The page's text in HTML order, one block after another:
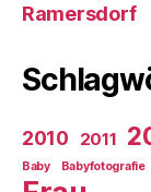
Ramersdorf
2010 2011
Baby Babyfotografie